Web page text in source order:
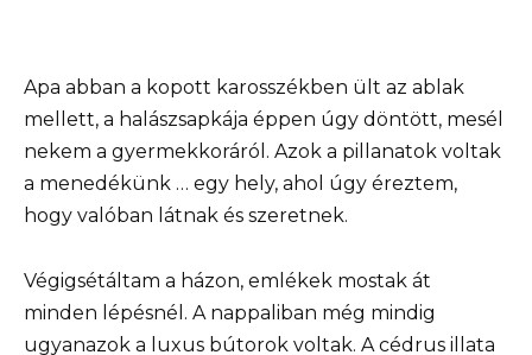
Apa abban a kopott karosszékben ült az ablak
mellett, a halászsapkája éppen úgy döntött, mesél
nekem a gyermekkoráról. Azok a pillanatok voltak
a menedékünk … egy hely, ahol úgy éreztem,
hogy valóban látnak és szeretnek.
Végigsétáltam a házon, emlékek mostak át
minden lépésnél. A nappaliban még mindig
ugyanazok a luxus bútorok voltak. A cédrus illata